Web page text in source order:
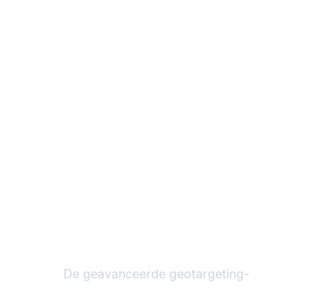
De geavanceerde geotargeting-